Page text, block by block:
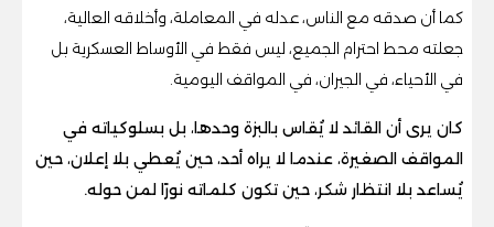
كما أن صدقه مع الناس، عدله في المعاملة، وأخلاقه العالية،
جعلته محط احترام الجميع، ليس فقط في الأوساط العسكرية بل
في الأحياء، في الجيران، في المواقف اليومية.
كان يرى أن القائد لا يُقاس بالبزة وحدها، بل بسلوكياته في
المواقف الصغيرة، عندما لا يراه أحد، حين يُعطي بلا إعلان، حين
يُساعد بلا انتظار شكر، حين تكون كلماته نورًا لمن حوله.